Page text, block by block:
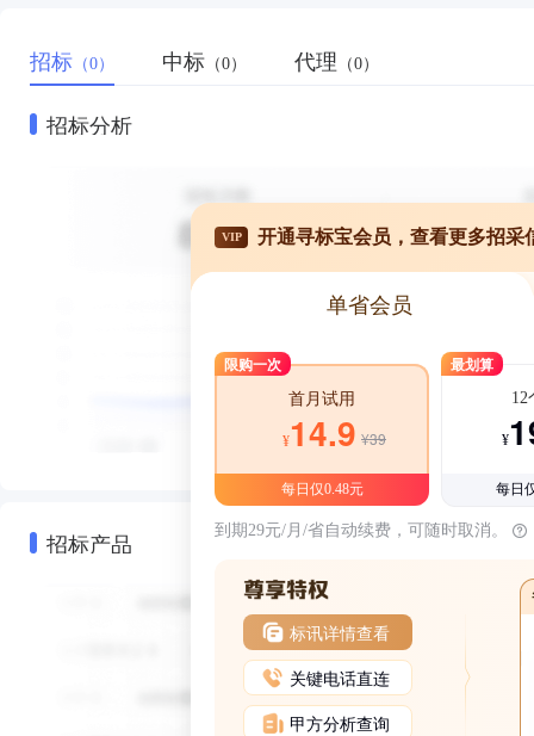
招标 （0） 中标 （0） 代理 （0）
招标分析
招标产品
VIP 开通寻标宝会员，查看更多招采
单省会员
限购一次
首月试用
¥14.9 ¥39
每日仅0.48元
最划算
12
¥
每日
到期29元/月/省自动续费，可随时取消。
标讯详情查看
关键电话直连
甲方分析查询